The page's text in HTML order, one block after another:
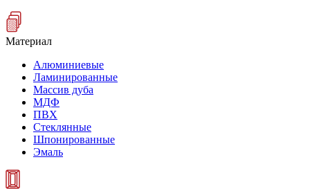
Материал
Алюминиевые
Ламинированные
Массив дуба
МДФ
ПВХ
Стеклянные
Шпонированные
Эмаль